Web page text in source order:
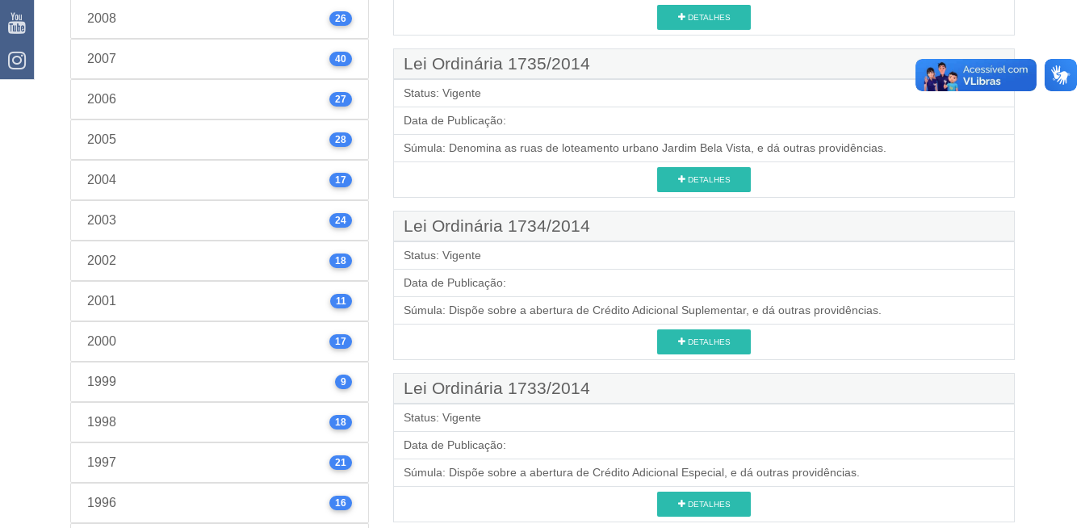
2008 26
2007 40
2006 27
2005 28
2004 17
2003 24
2002 18
2001 11
2000 17
1999 9
1998 18
1997 21
1996 16
DETALHES
Lei Ordinária 1735/2014
Status: Vigente
Data de Publicação:
Súmula: Denomina as ruas de loteamento urbano Jardim Bela Vista, e dá outras providências.
DETALHES
Lei Ordinária 1734/2014
Status: Vigente
Data de Publicação:
Súmula: Dispõe sobre a abertura de Crédito Adicional Suplementar, e dá outras providências.
DETALHES
Lei Ordinária 1733/2014
Status: Vigente
Data de Publicação:
Súmula: Dispõe sobre a abertura de Crédito Adicional Especial, e dá outras providências.
DETALHES